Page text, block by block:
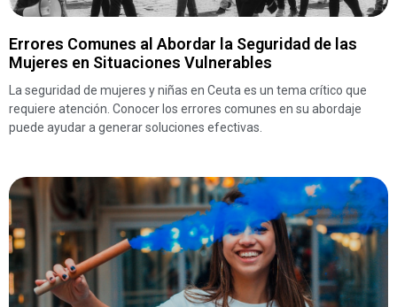
Errores Comunes al Abordar la Seguridad de las
Mujeres en Situaciones Vulnerables
La seguridad de mujeres y niñas en Ceuta es un tema crítico que
requiere atención. Conocer los errores comunes en su abordaje
puede ayudar a generar soluciones efectivas.